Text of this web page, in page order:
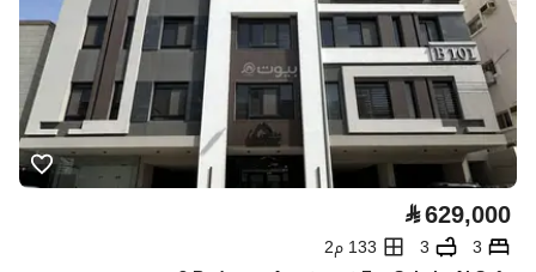
⃁629,000
3
3
133 م2